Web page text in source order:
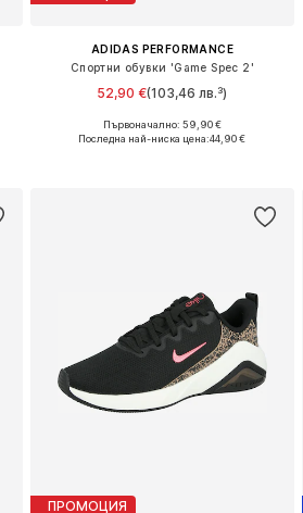
ADIDAS PERFORMANCE
Спортни обувки 'Game Spec 2'
52,90 €(103,46 лв.³)
Предлага се в много размери
Първоначално: 59,90 €
Последна най-ниска цена:44,90 €
ПРОМОЦИЯ